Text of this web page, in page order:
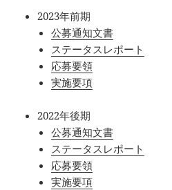
2023年前期
公募通知文書
ステータスレポート
応募要領
実施要項
2022年後期
公募通知文書
ステータスレポート
応募要領
実施要項